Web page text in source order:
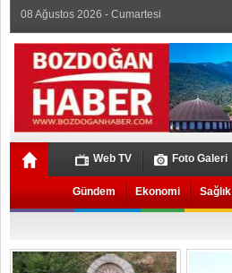
08 Ağustos 2026 - Cumartesi
Web TV Foto Galeri
Gündem Ekonomi Sağlık